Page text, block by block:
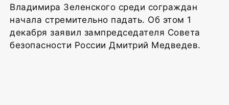
Владимира Зеленского среди сограждан
начала стремительно падать. Об этом 1
декабря заявил зампредседателя Совета
безопасности России Дмитрий Медведев.